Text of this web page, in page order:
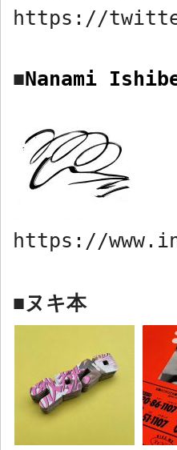
https://
■Nanami
https://
■ヌキ本